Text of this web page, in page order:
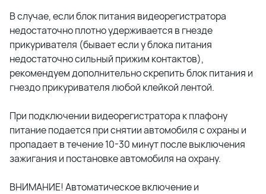
В случае, если блок питания видеорегистратора
недостаточно плотно удерживается в гнезде
прикуривателя (бывает если у блока питания
недостаточно сильный прижим контактов),
рекомендуем дополнительно скрепить блок питания и
гнездо прикуривателя любой клейкой лентой.
При подключении видеорегистратора к плафону
питание подается при снятии автомобиля с охраны и
пропадает в течение 10-30 минут после выключения
зажигания и постановке автомобиля на охрану.
ВНИМАНИЕ! Автоматическое включение и